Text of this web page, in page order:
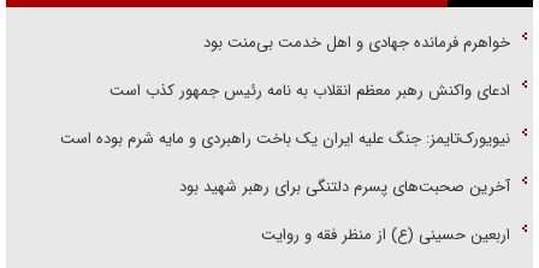
خواهرم فرمانده جهادی و اهل خدمت بی‌منت بود
ادعای واکنش رهبر معظم انقلاب به نامه رئیس جمهور کذب است
نیویورک‌تایمز: جنگ علیه ایران یک باخت راهبردی و مایه شرم بوده است
آخرین صحبت‌های پسرم دلتنگی برای رهبر شهید بود
اربعین حسینی (ع) از منظر فقه و روایت